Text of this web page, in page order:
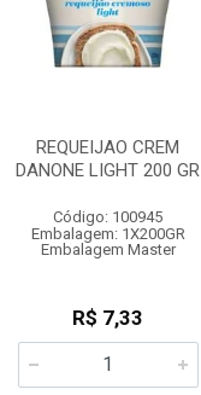
REQUEIJAO CREM
DANONE LIGHT 200 GR
Código: 100945
Embalagem: 1X200GR
Embalagem Master
R$ 7,33